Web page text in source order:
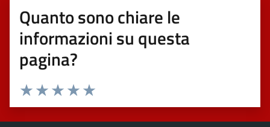
Quanto sono chiare le
informazioni su questa
pagina?
Valuta 5 stelle su 5
Valuta 4 stelle su 5
Valuta 3 stelle su 5
Valuta 2 stelle su 5
Valuta 1 stelle su 5